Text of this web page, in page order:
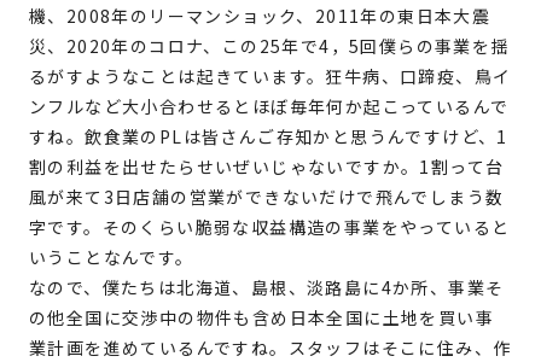
機、2008年のリーマンショック、2011年の東日本大震
災、2020年のコロナ、この25年で4，5回僕らの事業を揺
るがすようなことは起きています。狂牛病、口蹄疫、鳥イ
ンフルなど大小合わせるとほぼ毎年何か起こっているんで
すね。飲食業のPLは皆さんご存知かと思うんですけど、1
割の利益を出せたらせいぜいじゃないですか。1割って台
風が来て3日店舗の営業ができないだけで飛んでしまう数
字です。そのくらい脆弱な収益構造の事業をやっていると
いうことなんです。
なので、僕たちは北海道、島根、淡路島に4か所、事業そ
の他全国に交渉中の物件も含め日本全国に土地を買い事
業計画を進めているんですね。スタッフはそこに住み、作